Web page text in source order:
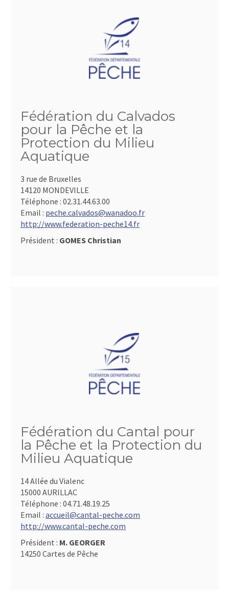
Fédération du Calvados
pour la Pêche et la
Protection du Milieu
Aquatique
3 rue de Bruxelles
14120 MONDEVILLE
Téléphone : 02.31.44.63.00
Email : peche.calvados@wanadoo.fr
http://www.federation-peche14.fr
Président : GOMES Christian
Fédération du Cantal pour
la Pêche et la Protection du
Milieu Aquatique
14 Allée du Vialenc
15000 AURILLAC
Téléphone : 04.71.48.19.25
Email : accueil@cantal-peche.com
http://www.cantal-peche.com
Président : M. GEORGER
14250 Cartes de Pêche